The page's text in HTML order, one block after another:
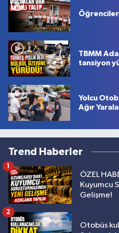
TBMM
tansiyon
Yolcu
Ağır
Trend Haberler
ÖZEL
Kuyumcu
Gelişme!
1
Otobüs
2